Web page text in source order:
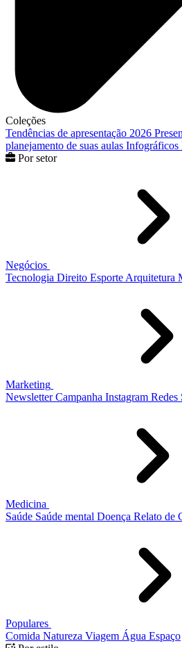
Coleções
Tendências de apresentação 2026
planejamento de suas aulas Infográficos
Por setor
Negócios
Tecnologia Direito Esporte Arquitetura
Marketing
Newsletter Campanha Instagram Redes
Medicina
Saúde Saúde mental Doença Relato de
Populares
Comida Natureza Viagem Água Espaço